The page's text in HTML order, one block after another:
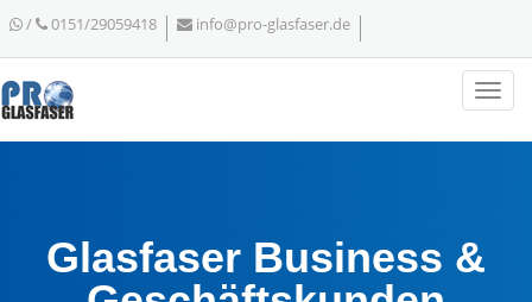
/ 0151/29059418 info@pro-glasfaser.de
Glasfaser Business &